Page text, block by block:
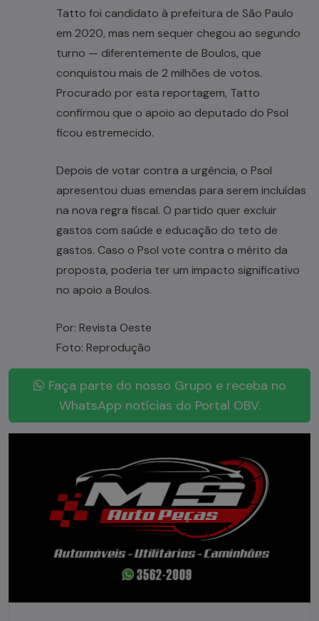
Tatto foi candidato à prefeitura de São Paulo
em 2020, mas nem sequer chegou ao segundo
turno — diferentemente de Boulos, que
conquistou mais de 2 milhões de votos.
Procurado por esta reportagem, Tatto
confirmou que o apoio ao deputado do Psol
ficou estremecido.
Depois de votar contra a urgência, o Psol
apresentou duas emendas para serem incluídas
na nova regra fiscal. O partido quer excluir
gastos com saúde e educação do teto de
gastos. Caso o Psol vote contra o mérito da
proposta, poderia ter um impacto significativo
no apoio a Boulos.
Por: Revista Oeste
Foto: Reprodução
Faça parte do nosso Grupo e receba no
WhatsApp notícias do Portal OBV.